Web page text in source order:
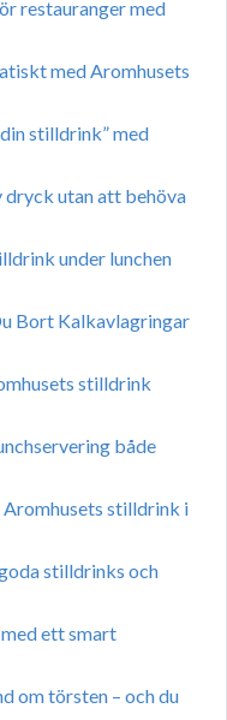
restauranger med
med Aromhusets
stilldrink” med
utan att behöva
under lunchen
Bort Kalkavlagringar
stilldrink
både
Aromhusets stilldrink i
stilldrinks och
ett smart
om törsten – och du